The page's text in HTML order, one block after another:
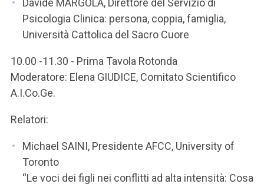
Davide MARGOLA, Direttore del Servizio di
Psicologia Clinica: persona, coppia, famiglia,
Università Cattolica del Sacro Cuore
10.00 -11.30 - Prima Tavola Rotonda
Moderatore: Elena GIUDICE, Comitato Scientifico
A.I.Co.Ge.
Relatori:
Michael SAINI, Presidente AFCC, University of
Toronto
“Le voci dei figli nei conflitti ad alta intensità: Cosa